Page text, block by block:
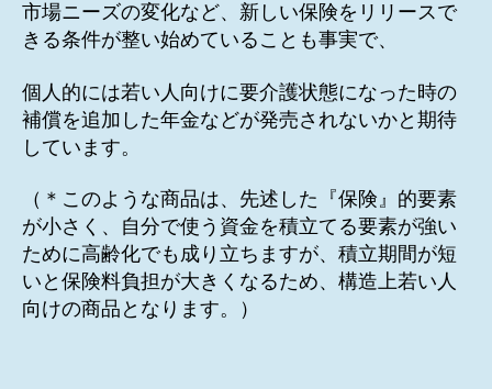
市場ニーズの変化など、新しい保険をリリースで
きる条件が整い始めていることも事実で、
個人的には若い人向けに要介護状態になった時の
補償を追加した年金などが発売されないかと期待
しています。
（＊このような商品は、先述した『保険』的要素
が小さく、自分で使う資金を積立てる要素が強い
ために高齢化でも成り立ちますが、積立期間が短
いと保険料負担が大きくなるため、構造上若い人
向けの商品となります。）